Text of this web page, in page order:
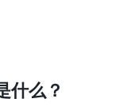
什么？